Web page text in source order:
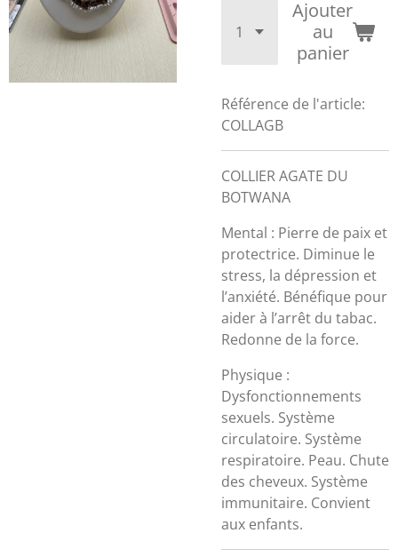
Ajouter
au
panier
Référence de l'article:
COLLAGB
COLLIER AGATE DU
BOTWANA
Mental : Pierre de paix et
protectrice. Diminue le
stress, la dépression et
l’anxiété. Bénéfique pour
aider à l’arrêt du tabac.
Redonne de la force.
Physique :
Dysfonctionnements
sexuels. Système
circulatoire. Système
respiratoire. Peau. Chute
des cheveux. Système
immunitaire. Convient
aux enfants.